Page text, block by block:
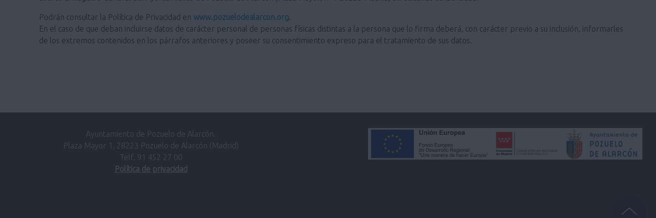
Podrán consultar la Política de Privacidad en www.pozuelodealarcon.org.
En el caso de que deban incluirse datos de carácter personal de personas físicas distintas a la persona que lo firma deberá, con carácter previo a su inclusión, informarles
de los extremos contenidos en los párrafos anteriores y poseer su consentimiento expreso para el tratamiento de sus datos.
Ayuntamiento de Pozuelo de Alarcón.
Plaza Mayor 1, 28223 Pozuelo de Alarcón (Madrid)
Telf. 91 452 27 00
Política de privacidad